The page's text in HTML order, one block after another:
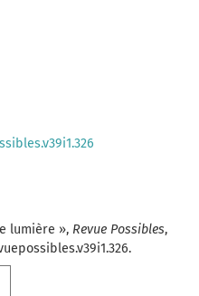
lumière », Revue Possibles,